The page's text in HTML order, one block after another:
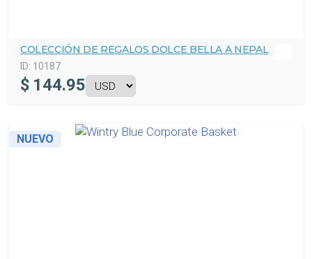
COLECCIÓN DE REGALOS DOLCE BELLA A NEPAL
ID: 10187
$ 144.95
NUEVO